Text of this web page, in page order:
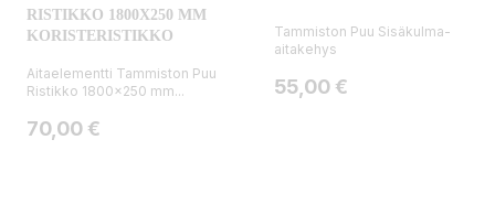
RISTIKKO 1800X250 MM
KORISTERISTIKKO
Aitaelementti Tammiston Puu
Ristikko 1800x250 mm...
Hinta
70,00 €
Tammiston Puu Sisäkulma-
aitakehys
Hinta
55,00 €